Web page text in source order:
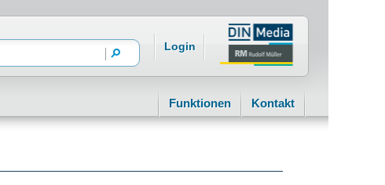
Login
Funktionen Kontakt